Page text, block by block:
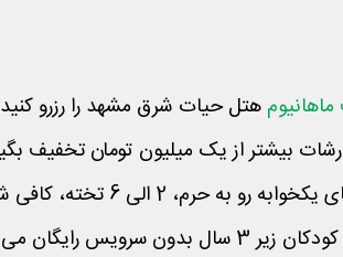
هتل حیات شرق مشهد را رزرو کنید
رو به حرم، 2 الی 6 تخته، کافی شاپ و...
سرویس رایگان می‌باشد